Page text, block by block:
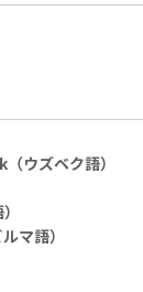
ウズベク語）
マ語）